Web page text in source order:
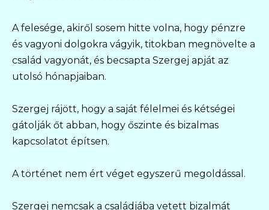
A felesége, akiről sosem hitte volna, hogy pénzre
és vagyoni dolgokra vágyik, titokban megnövelte a
család vagyonát, és becsapta Szergej apját az
utolsó hónapjaiban.
Szergej rájött, hogy a saját félelmei és kétségei
gátolják őt abban, hogy őszinte és bizalmas
kapcsolatot építsen.
A történet nem ért véget egyszerű megoldással.
Szergej nemcsak a családjába vetett bizalmát